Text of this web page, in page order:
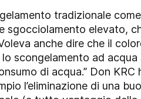
tradizionale
sgocciolamento elevato,
anche dire che il
scongelamento ad
di acqua.” Don
l’eliminazione di una